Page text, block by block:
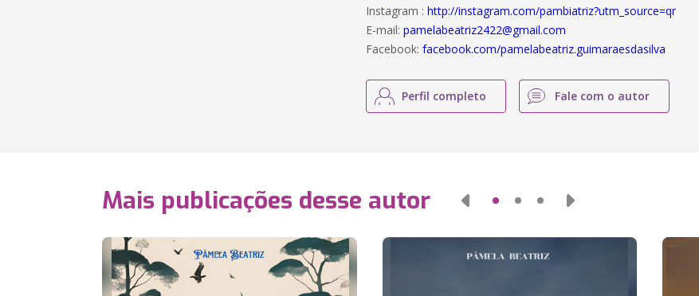
Instagram :http://instagram.com/pambiatriz?utm_source=qr
E-mail:pamelabeatriz2422@gmail.com
Facebook:facebook.com/pamelabeatriz.guimaraesdasilva
Perfil completo Fale com o autor
Mais publicações desse autor